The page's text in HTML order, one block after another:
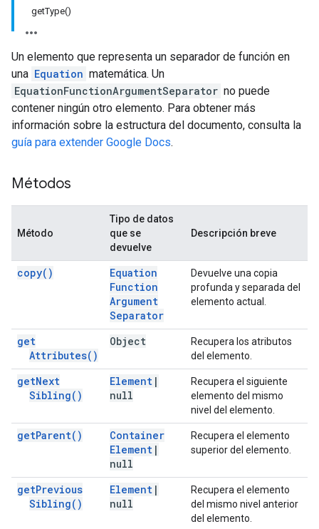
getType()
Un elemento que representa un separador de función en
una Equation matemática. Un
EquationFunctionArgumentSeparator no puede
contener ningún otro elemento. Para obtener más
información sobre la estructura del documento, consulta la
guía para extender Google Docs.
Métodos
Método
Tipo de datos
que se
devuelve
Descripción breve
copy( )
Equation
Function
Argument
Separator
Devuelve una copia
profunda y separada del
elemento actual.
get
Attributes( )
Object
Recupera los atributos
del elemento.
getNext
Sibling( )
Element |
null
Recupera el siguiente
elemento del mismo
nivel del elemento.
getParent( )
Container
Element |
null
Recupera el elemento
superior del elemento.
getPrevious
Sibling( )
Element |
null
Recupera el elemento
del mismo nivel anterior
del elemento.